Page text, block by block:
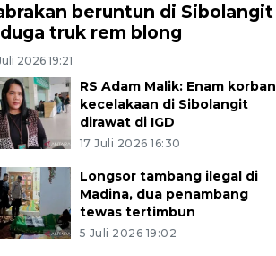
beruntun di Sibolangit
truk rem blong
2026 19:21
RS Adam Malik: Enam korban
kecelakaan di Sibolangit
dirawat di IGD
17 Juli 2026 16:30
Longsor tambang ilegal di
Madina, dua penambang
tewas tertimbun
5 Juli 2026 19:02